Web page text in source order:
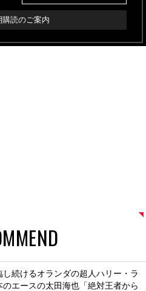
購読のご案内
続けるオランダの超人ハリー・ラ
のエースの太田海也「絶対王者から